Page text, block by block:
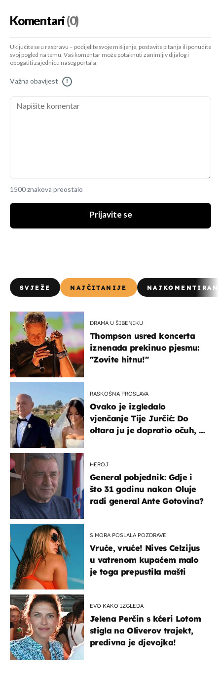
Komentari(0)
Uključite se u raspravu – podijelite svoje mišljenje, postavite pitanja ili ponudite
svoj pogled na temu. Vaš komentar može potaknuti zanimljiv dijalog i
obogatiti zajednicu našeg portala.
Važna obavijest !
1500 znakova preostalo
Prijavite se
SVJEŽE NAJČITANIJE
DRAMA U ŠIBENIKU
Thompson usred koncerta
iznenada prekinuo pjesmu:
"Zovite hitnu!"
RASKOŠNA PROSLAVA
Ovako je izgledalo
vjenčanje Tije Jurčić: Do
oltara ju je dopratio očuh, a
HEROJ
General pobjednik: Gdje i
što 31 godinu nakon Oluje
radi general Ante Gotovina?
S MORA POSLALA POZDRAVE
Vruće, vruće! Nives Celzijus
u vatrenom kupaćem malo
je toga prepustila mašti
EVO KAKO IZGLEDA
Jelena Perčin s kćeri Lotom
stigla na Oliverov trajekt,
predivna je djevojka!